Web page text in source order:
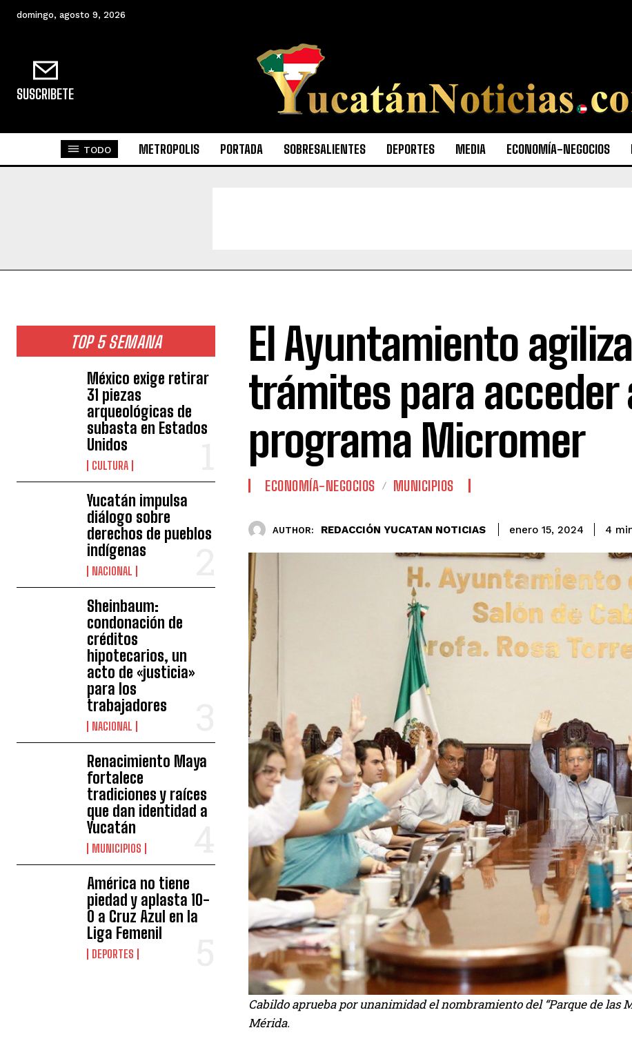
domingo, agosto 9, 2026
SUSCRIBETE
TODO METROPOLIS PORTADA SOBRESALIENTES DEPORTES MEDIA ECONOMÍA-NEGOCIOS
TOP 5 SEMANA
México exige retirar
31 piezas
arqueológicas de
subasta en Estados
Unidos
CULTURA
Yucatán impulsa
diálogo sobre
derechos de pueblos
indígenas
NACIONAL
Sheinbaum:
condonación de
créditos
hipotecarios, un
acto de «justicia»
para los
trabajadores
NACIONAL
Renacimiento Maya
fortalece
tradiciones y raíces
que dan identidad a
Yucatán
MUNICIPIOS
América no tiene
piedad y aplasta 10-
0 a Cruz Azul en la
Liga Femenil
DEPORTES
El Ayuntamiento
trámites para acceder
programa Micromer
ECONOMÍA-NEGOCIOS MUNICIPIOS
AUTHOR: REDACCIÓN YUCATAN NOTICIAS enero 15, 2024 4
Cabildo aprueba por unanimidad el nombramiento del “Parque de las
Mérida.